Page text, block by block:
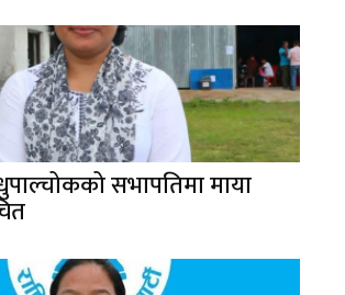
सभापतिमा माया